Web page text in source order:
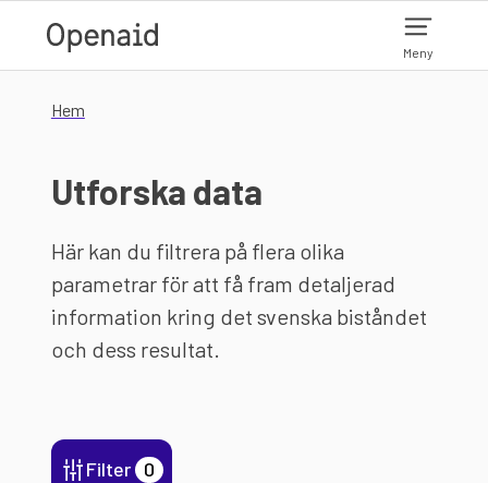
Meny
Hem
Utforska data
Här kan du filtrera på flera olika
parametrar för att få fram detaljerad
information kring det svenska biståndet
och dess resultat.
Filter 0